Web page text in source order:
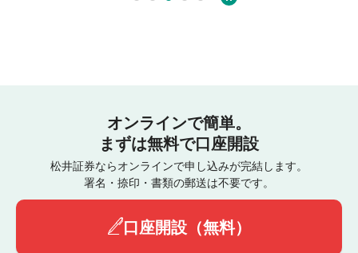
オンラインで簡単。
まずは無料で口座開設
松井証券ならオンラインで申し込みが完結します。
署名・捺印・書類の郵送は不要です。
口座開設（無料）